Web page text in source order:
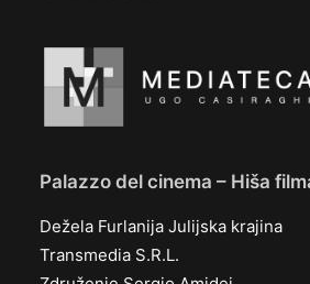
Palazzo del cinema – Hiša
Dežela Furlanija Julijska krajina
Transmedia S.R.L.